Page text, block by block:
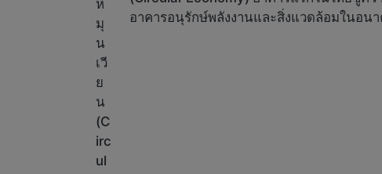
อาคารอนุรักษ์พลังงานและสิ่งแวดล้อมในอน